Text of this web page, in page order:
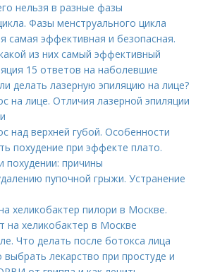
нельзя в разные фазы
Фазы менструального цикла
самая эффективная и безопасная.
из них самый эффективный
15 ответов на наболевшие
делать лазерную эпиляцию на лице?
на лице. Отличия лазерной эпиляции
над верхней губой. Особенности
похудение при эффекте плато.
похудении: причины
пупочной грыжи. Устранение
хеликобактер пилори в Москве.
на хеликобактер в Москве
Что делать после ботокса лица
выбрать лекарство при простуде и